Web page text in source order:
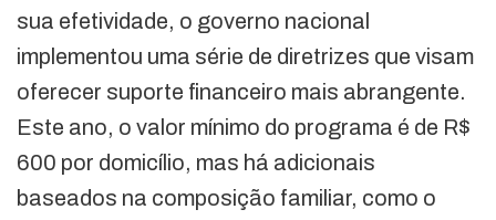
sua efetividade, o governo nacional
implementou uma série de diretrizes que visam
oferecer suporte financeiro mais abrangente.
Este ano, o valor mínimo do programa é de R$
600 por domicílio, mas há adicionais
baseados na composição familiar, como o